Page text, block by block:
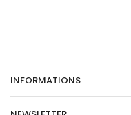
INFORMATIONS